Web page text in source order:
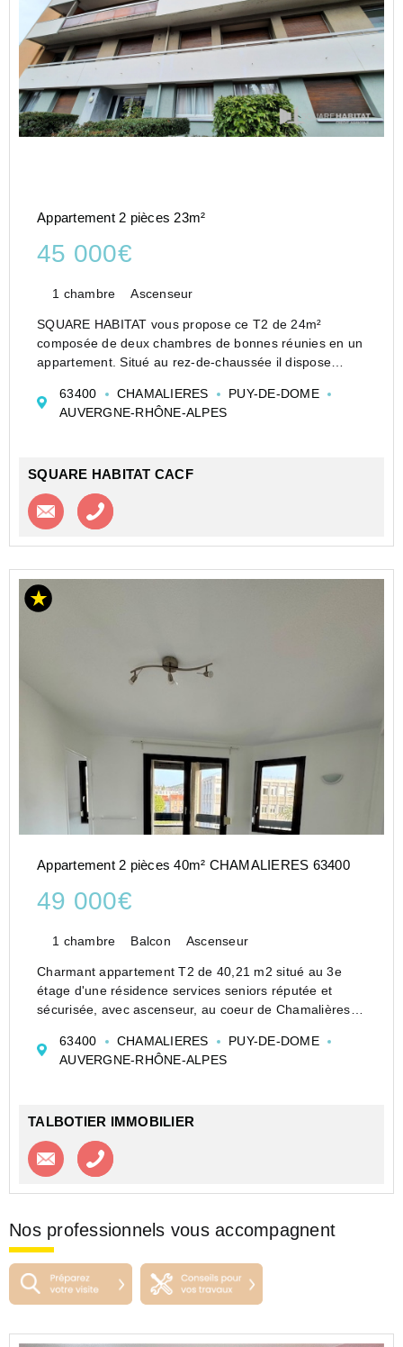
Appartement 2 pièces 23m²
45 000€
1 chambre Ascenseur
SQUARE HABITAT vous propose ce T2 de 24m²
composée de deux chambres de bonnes réunies en un
appartement. Situé au rez-de-chaussée il dispose
avec point d'eau. Logement vendu LOUE. Locataire
es...
63400 CHAMALIERES
PUY-DE-DOME
AUVERGNE-RHÔNE-ALPES
SQUARE HABITAT CACF
Contacter l'agence
Appartement 2 pièces 40m² CHAMALIERES 63400
49 000€
1 chambre Balcon Ascenseur
Charmant appartement T2 de 40,21 m2 situé au 3e
étage d'une résidence services seniors réputée et
sécurisée, avec ascenseur, au coeur de Chamalières.
lumineux ouvrant sur un balcon, d&#...
63400 CHAMALIERES
PUY-DE-DOME
AUVERGNE-RHÔNE-ALPES
TALBOTIER IMMOBILIER
Contacter l'agence
Nos professionnels vous accompagnent